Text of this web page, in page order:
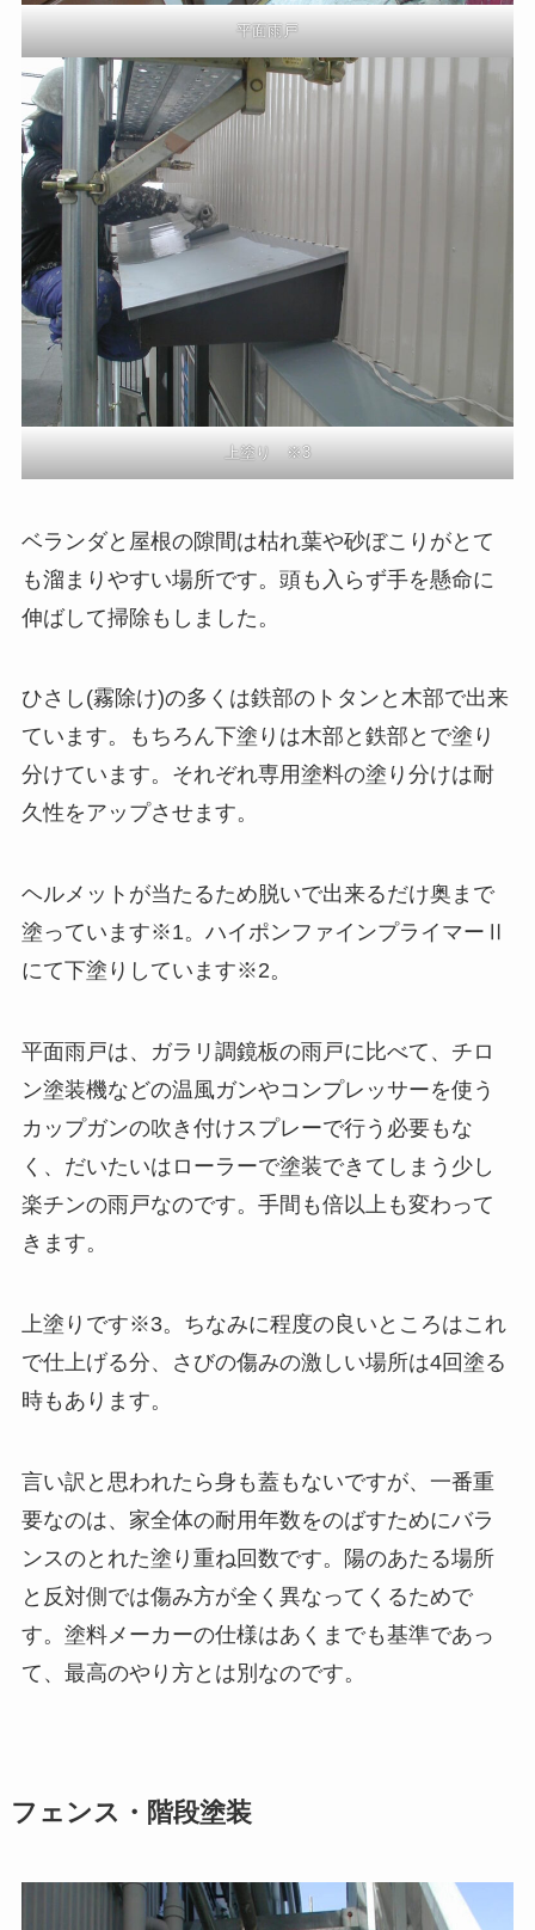
平面雨戸
上塗り ※3
ベランダと屋根の隙間は枯れ葉や砂ぼこりがとて
も溜まりやすい場所です。頭も入らず手を懸命に
伸ばして掃除もしました。
ひさし(霧除け)の多くは鉄部のトタンと木部で出来
ています。もちろん下塗りは木部と鉄部とで塗り
分けています。それぞれ専用塗料の塗り分けは耐
久性をアップさせます。
ヘルメットが当たるため脱いで出来るだけ奥まで
塗っています※1。ハイポンファインプライマーⅡ
にて下塗りしています※2。
平面雨戸は、ガラリ調鏡板の雨戸に比べて、チロ
ン塗装機などの温風ガンやコンプレッサーを使う
カップガンの吹き付けスプレーで行う必要もな
く、だいたいはローラーで塗装できてしまう少し
楽チンの雨戸なのです。手間も倍以上も変わって
きます。
上塗りです※3。ちなみに程度の良いところはこれ
で仕上げる分、さびの傷みの激しい場所は4回塗る
時もあります。
言い訳と思われたら身も蓋もないですが、一番重
要なのは、家全体の耐用年数をのばすためにバラ
ンスのとれた塗り重ね回数です。陽のあたる場所
と反対側では傷み方が全く異なってくるためで
す。塗料メーカーの仕様はあくまでも基準であっ
て、最高のやり方とは別なのです。
フェンス・階段塗装